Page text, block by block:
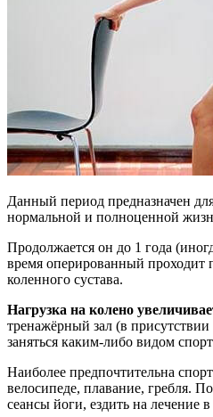
Данный период предназначен
нормальной и полноценной
Продолжается он до 1 года
время оперированный проходит
коленного сустава.
Нагрузка на колено
тренажёрный зал (в присутствии
заняться каким-либо видом
Наиболее предпочтительна
велосипеде, плавание, гребля.
сеансы йоги, ездить на лечение